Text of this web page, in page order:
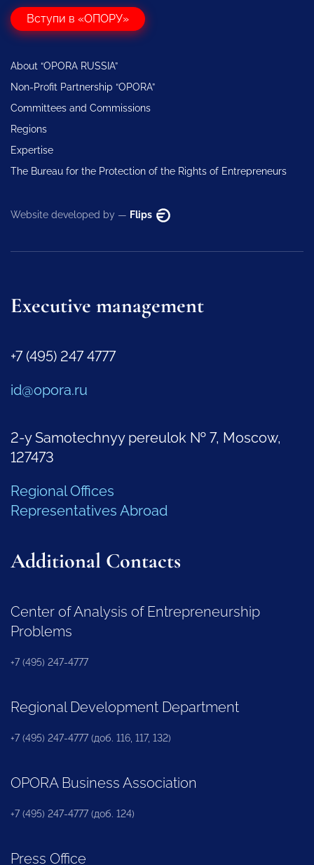
Вступи в «ОПОРУ»
About “OPORA RUSSIA”
Non-Profit Partnership “OPORA”
Committees and Commissions
Regions
Expertise
The Bureau for the Protection of the Rights of Entrepreneurs
Website developed by — Flips
Executive management
+7 (495) 247 4777
id@opora.ru
2-y Samotechnyy pereulok № 7, Moscow,
127473
Regional Offices
Representatives Abroad
Additional Contacts
Center of Analysis of Entrepreneurship
Problems
+7 (495) 247-4777
Regional Development Department
+7 (495) 247-4777 (доб. 116, 117, 132)
OPORA Business Association
+7 (495) 247-4777 (доб. 124)
Press Office